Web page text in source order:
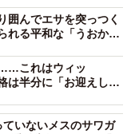
んでエサを突っつく
る平和な「うおかに
これはウィッ
は半分に「お迎えしな
ていないメスのサワガ